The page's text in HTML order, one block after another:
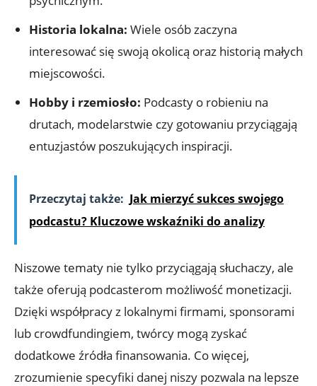
Historia lokalna: Wiele osób zaczyna
interesować się swoją okolicą oraz historią małych
miejscowości.
Hobby i rzemiosło: Podcasty o robieniu na
drutach, modelarstwie czy gotowaniu przyciągają
entuzjastów poszukujących inspiracji.
Przeczytaj także: Jak mierzyć sukces swojego
podcastu? Kluczowe wskaźniki do analizy
Niszowe tematy nie tylko przyciągają słuchaczy, ale
także oferują podcasterom możliwość monetizacji.
Dzięki współpracy z lokalnymi firmami, sponsorami
lub crowdfundingiem, twórcy mogą zyskać
dodatkowe źródła finansowania. Co więcej,
zrozumienie specyfiki danej niszy pozwala na lepsze